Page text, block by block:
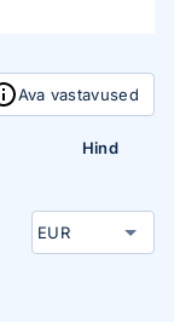
Ava vastavused
Hind